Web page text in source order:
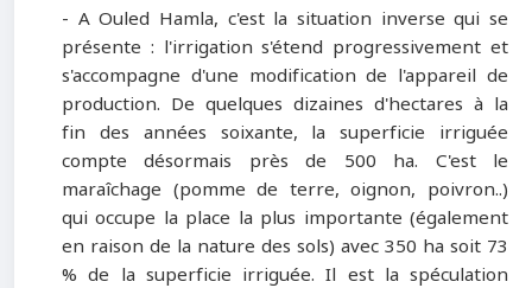
- A Ouled Hamla, c'est la situation inverse qui se
présente : l'irrigation s'étend progressivement et
s'accompagne d'une modification de l'appareil de
production. De quelques dizaines d'hectares à la
fin des années soixante, la superficie irriguée
compte désormais près de 500 ha. C'est le
maraîchage (pomme de terre, oignon, poivron..)
qui occupe la place la plus importante (également
en raison de la nature des sols) avec 350 ha soit 73
% de la superficie irriguée. Il est la spéculation